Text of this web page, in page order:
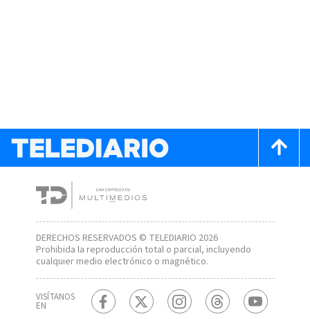
DERECHOS RESERVADOS © TELEDIARIO 2026
Prohibida la reproducción total o parcial, incluyendo
cualquier medio electrónico o magnético.
VISÍTANOS
EN